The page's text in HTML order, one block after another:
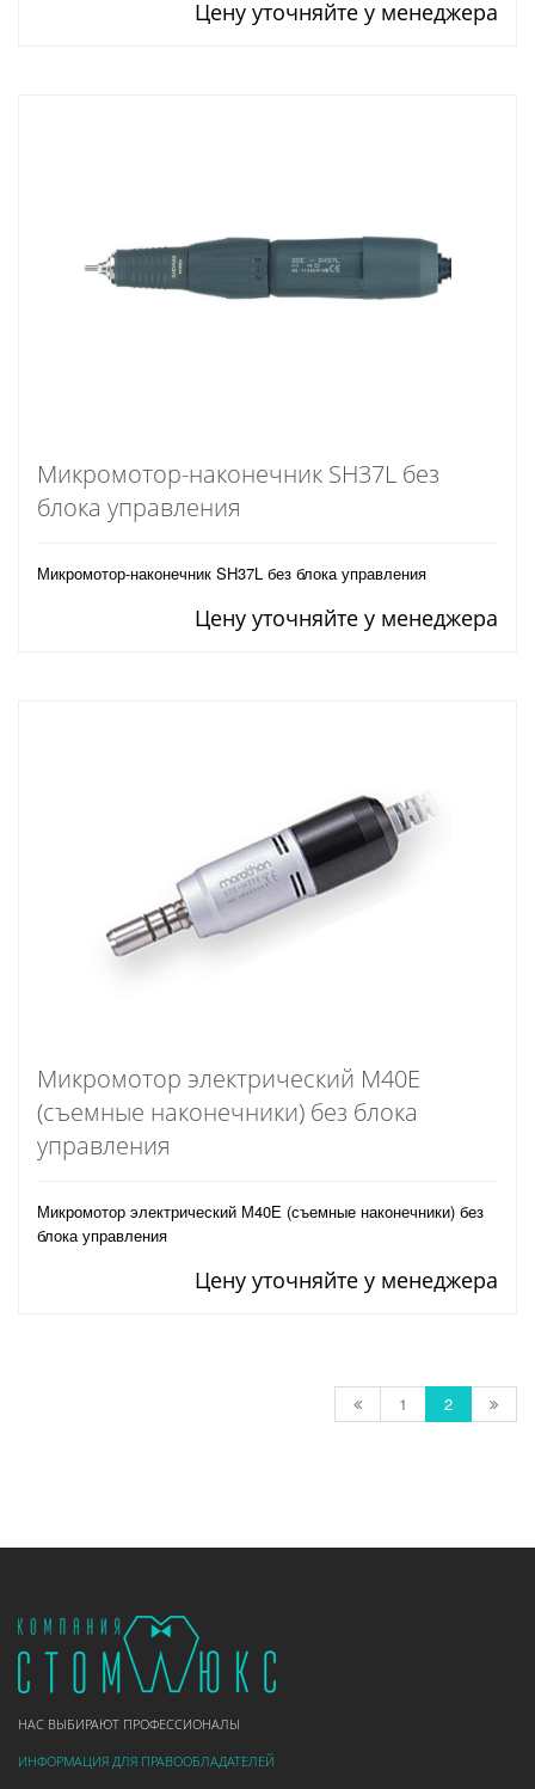
Цену уточняйте у менеджера
Микромотор-наконечник SH37L без
блока управления
Микромотор-наконечник SH37L без блока управления
Цену уточняйте у менеджера
Микромотор электрический М40Е
(съемные наконечники) без блока
управления
Микромотор электрический М40Е (съемные наконечники) без
блока управления
Цену уточняйте у менеджера
1 2
НАС ВЫБИРАЮТ ПРОФЕССИОНАЛЫ
ИНФОРМАЦИЯ ДЛЯ ПРАВООБЛАДАТЕЛЕЙ